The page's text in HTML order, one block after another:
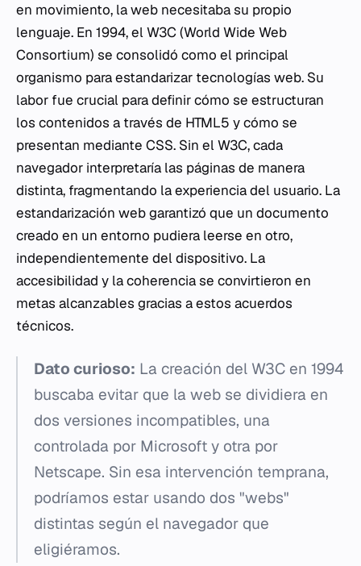
en movimiento, la web necesitaba su propio
lenguaje. En 1994, el W3C (World Wide Web
Consortium) se consolidó como el principal
organismo para estandarizar tecnologías web. Su
labor fue crucial para definir cómo se estructuran
los contenidos a través de HTML5 y cómo se
presentan mediante CSS. Sin el W3C, cada
navegador interpretaría las páginas de manera
distinta, fragmentando la experiencia del usuario. La
estandarización web garantizó que un documento
creado en un entorno pudiera leerse en otro,
independientemente del dispositivo. La
accesibilidad y la coherencia se convirtieron en
metas alcanzables gracias a estos acuerdos
técnicos.
Dato curioso: La creación del W3C en 1994
buscaba evitar que la web se dividiera en
dos versiones incompatibles, una
controlada por Microsoft y otra por
Netscape. Sin esa intervención temprana,
podríamos estar usando dos "webs"
distintas según el navegador que
eligiéramos.